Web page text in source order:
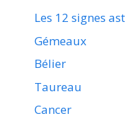
Les 12 signes
Gémeaux
Bélier
Taureau
Cancer